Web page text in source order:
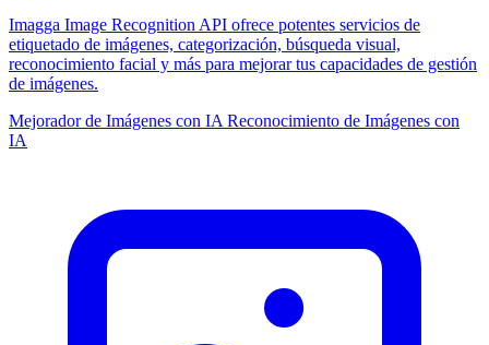
Imagga Image Recognition API ofrece potentes servicios de
etiquetado de imágenes, categorización, búsqueda visual,
reconocimiento facial y más para mejorar tus capacidades de gestión
de imágenes.
Mejorador de Imágenes con IA Reconocimiento de Imágenes con
IA